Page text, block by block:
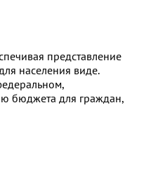
представление
населения виде.
бюджета для граждан,